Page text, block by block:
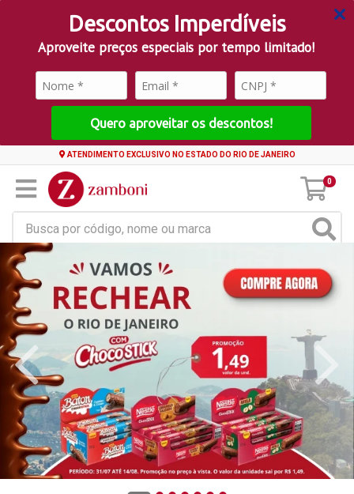
Descontos Imperdíveis
Aproveite preços especiais por tempo limitado!
Quero aproveitar os descontos!
ATENDIMENTO EXCLUSIVO NO ESTADO DO RIO DE JANEIRO
0